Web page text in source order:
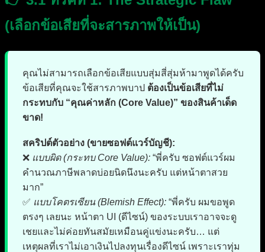
(เลือกข้อเสียที่จะสารภาพให้เป็น)
คุณไม่สามารถเลือกข้อเสียแบบสุ่มสี่สุ่มห้ามาพูดได้ครับ
ข้อเสียที่คุณจะใช้สารภาพบาป ต้องเป็นข้อเสียที่ไม่
กระทบกับ “คุณค่าหลัก (Core Value)” ของสินค้าเด็ด
ขาด!
สคริปต์ตัวอย่าง (ขายซอฟต์แวร์บัญชี):
❌ แบบผิด (กระทบ Core Value): “พี่ครับ ซอฟต์แวร์ผม
คำนวณภาษีพลาดบ่อยนิดนึงนะครับ แต่หน้าตาสวย
มาก”
✅ แบบโคตรเซียน (Blemish Effect): “พี่ครับ ผมขอพูด
ตรงๆ เลยนะ หน้าตา UI (ดีไซน์) ของระบบเราอาจจะดู
เชยและไม่ค่อยทันสมัยเหมือนคู่แข่งนะครับ… แต่
เหตุผลที่เราไม่เอาเงินไปลงทุนเรื่องดีไซน์ เพราะเราทุ่ม